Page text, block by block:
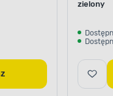
zielony